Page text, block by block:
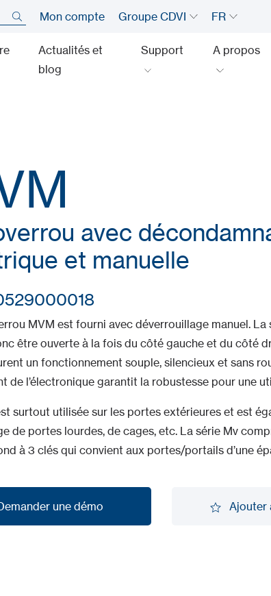
Mon compte Groupe CDVI FR
Actualités et
blog
Support A propos
avec
et manuelle
MVM est fourni avec déverrouillage manuel. La
être ouverte à la fois du côté gauche et du côté
un fonctionnement souple, silencieux et sans
de l’électronique garantit la robustesse pour une
surtout utilisée sur les portes extérieures et est
de portes lourdes, de cages, etc. La série Mv
à 3 clés qui convient aux portes/portails d’une
une démo Ajouter